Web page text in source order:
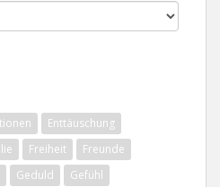
Enttäuschung
Freiheit
Freunde
Geduld
Gefühl